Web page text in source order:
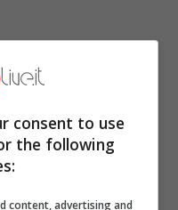
e 13
dall’Italia,
anno 2012,
consent to use
the following
content, advertising and